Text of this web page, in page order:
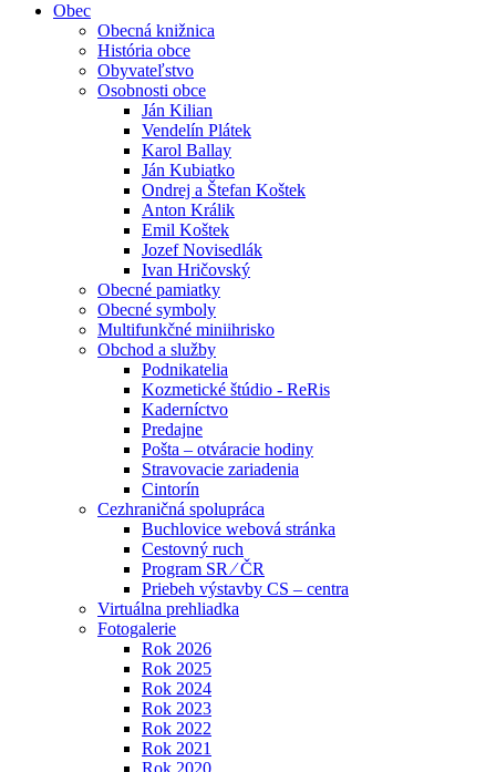
Obec
Obecná knižnica
História obce
Obyvateľstvo
Osobnosti obce
Ján Kilian
Vendelín Plátek
Karol Ballay
Ján Kubiatko
Ondrej a Štefan Koštek
Anton Králik
Emil Koštek
Jozef Novisedlák
Ivan Hričovský
Obecné pamiatky
Obecné symboly
Multifunkčné miniihrisko
Obchod a služby
Podnikatelia
Kozmetické štúdio - ReRis
Kaderníctvo
Predajne
Pošta – otváracie hodiny
Stravovacie zariadenia
Cintorín
Cezhraničná spolupráca
Buchlovice webová stránka
Cestovný ruch
Program SR ⁄ ČR
Priebeh výstavby CS – centra
Virtuálna prehliadka
Fotogalerie
Rok 2026
Rok 2025
Rok 2024
Rok 2023
Rok 2022
Rok 2021
Rok 2020